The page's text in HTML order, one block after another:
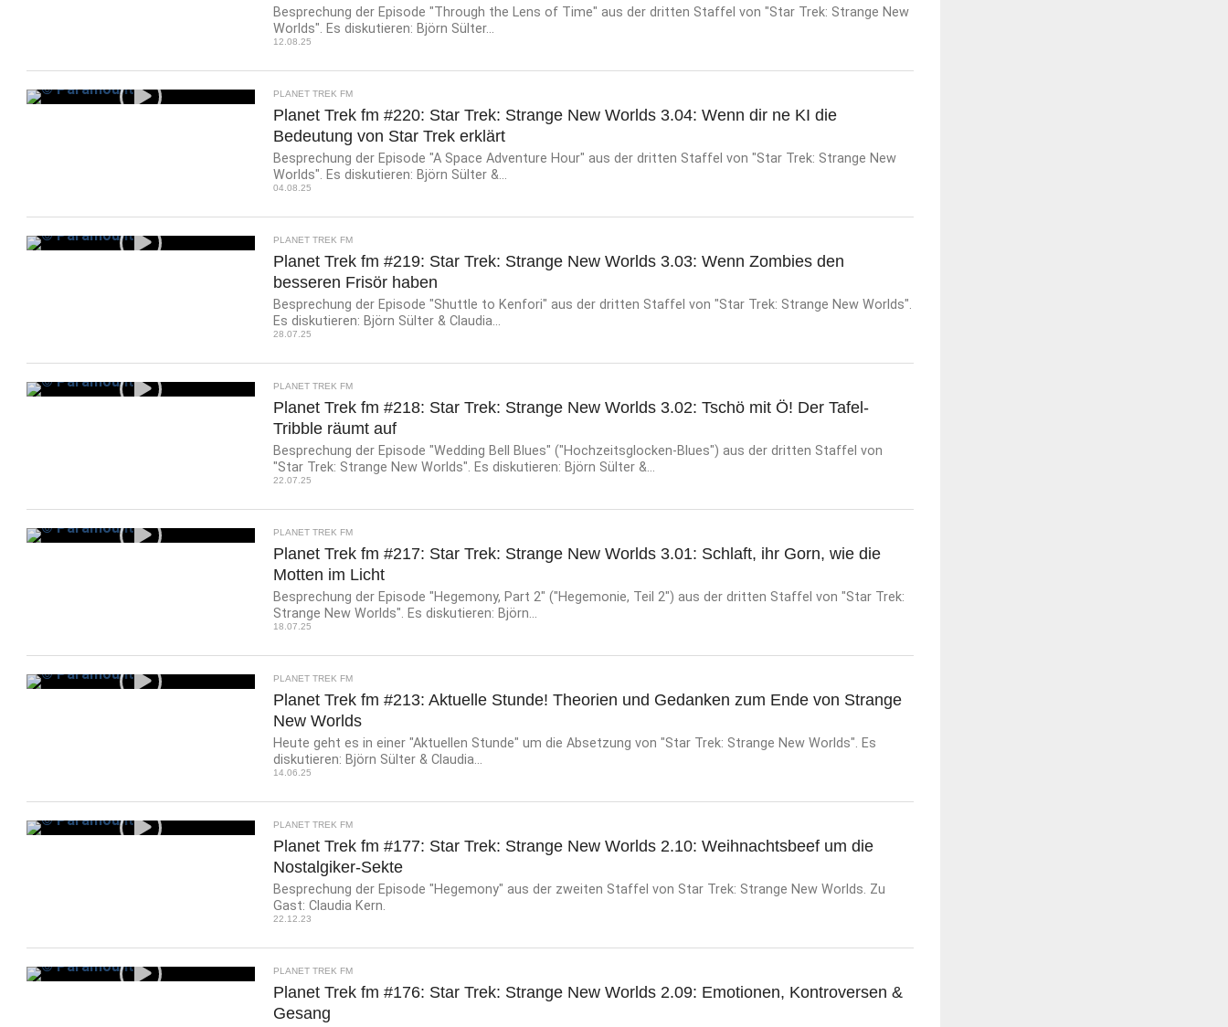
Besprechung der Episode "Through the Lens of Time" aus der dritten Staffel von "Star Trek: Strange New
Worlds". Es diskutieren: Björn Sülter...
12.08.25
PLANET TREK FM
Planet Trek fm #220: Star Trek: Strange New Worlds 3.04: Wenn dir ne KI die
Bedeutung von Star Trek erklärt
Besprechung der Episode "A Space Adventure Hour" aus der dritten Staffel von "Star Trek: Strange New
Worlds". Es diskutieren: Björn Sülter &...
04.08.25
PLANET TREK FM
Planet Trek fm #219: Star Trek: Strange New Worlds 3.03: Wenn Zombies den
besseren Frisör haben
Besprechung der Episode "Shuttle to Kenfori" aus der dritten Staffel von "Star Trek: Strange New Worlds".
Es diskutieren: Björn Sülter & Claudia...
28.07.25
PLANET TREK FM
Planet Trek fm #218: Star Trek: Strange New Worlds 3.02: Tschö mit Ö! Der Tafel-
Tribble räumt auf
Besprechung der Episode "Wedding Bell Blues" ("Hochzeitsglocken-Blues") aus der dritten Staffel von
"Star Trek: Strange New Worlds". Es diskutieren: Björn Sülter &...
22.07.25
PLANET TREK FM
Planet Trek fm #217: Star Trek: Strange New Worlds 3.01: Schlaft, ihr Gorn, wie die
Motten im Licht
Besprechung der Episode "Hegemony, Part 2" ("Hegemonie, Teil 2") aus der dritten Staffel von "Star Trek:
Strange New Worlds". Es diskutieren: Björn...
18.07.25
PLANET TREK FM
Planet Trek fm #213: Aktuelle Stunde! Theorien und Gedanken zum Ende von Strange
New Worlds
Heute geht es in einer "Aktuellen Stunde" um die Absetzung von "Star Trek: Strange New Worlds". Es
diskutieren: Björn Sülter & Claudia...
14.06.25
PLANET TREK FM
Planet Trek fm #177: Star Trek: Strange New Worlds 2.10: Weihnachtsbeef um die
Nostalgiker-Sekte
Besprechung der Episode "Hegemony" aus der zweiten Staffel von Star Trek: Strange New Worlds. Zu
Gast: Claudia Kern.
22.12.23
PLANET TREK FM
Planet Trek fm #176: Star Trek: Strange New Worlds 2.09: Emotionen, Kontroversen &
Gesang